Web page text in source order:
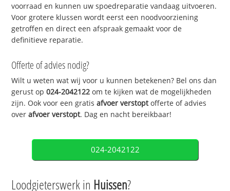
voorraad en kunnen uw spoedreparatie vandaag uitvoeren.
Voor grotere klussen wordt eerst een noodvoorziening
getroffen en direct een afspraak gemaakt voor de
definitieve reparatie.
Offerte of advies nodig?
Wilt u weten wat wij voor u kunnen betekenen? Bel ons dan
gerust op024-2042122 om te kijken wat de mogelijkheden
zijn. Ook voor een gratisafvoer verstoptofferte of advies
overafvoer verstopt. Dag en nacht bereikbaar!
024-2042122
Loodgieterswerk in Huissen?